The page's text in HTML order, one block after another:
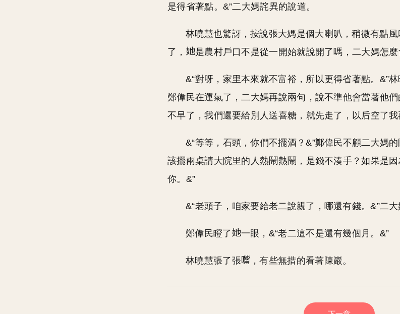
是得省著點。&”二大媽詫異的說道。
林曉慧也驚訝，按說張大媽是個大喇叭，稍微有點風
了，
是農村戶口不是從一開始就說開了嗎，二大媽怎麼
&“對呀，家里本來就不富裕，所以更得省著點。&”林
鄭偉民在運氣了，二大媽再說兩句，說不準他會當著他
不早了，我們還要給別人送喜糖，就先走了，以后空了
&“等等，石頭，你們不擺酒？&”鄭偉民不顧二大媽的
該擺兩桌請大院里的人熱鬧熱鬧，是錢不湊手？如果是
你。&”
&“老頭子，咱家要給老二說親了，哪還有錢。&”二大
鄭偉民瞪了 一眼，&“老二這不是還有幾個月。&”
林曉慧張了張 ，有些無措的看著陳巖。